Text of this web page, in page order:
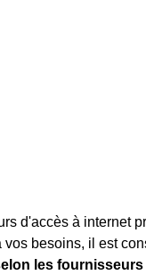
d'accès à internet
besoins, il est
les fournisseurs